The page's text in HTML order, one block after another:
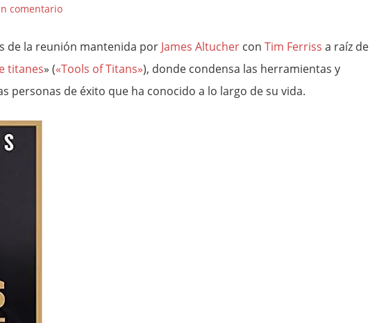
comentario
de la reunión mantenida por James Altucher con Tim Ferriss a raíz de
titanes» («Tools of Titans»), donde condensa las herramientas y
personas de éxito que ha conocido a lo largo de su vida.